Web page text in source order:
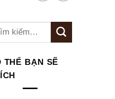
THỂ BẠN SẼ